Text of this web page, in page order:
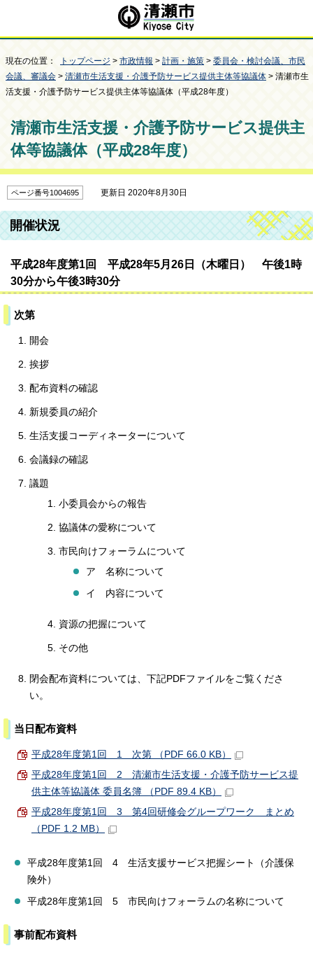
現在の位置： トップページ > 市政情報 > 計画・施策 > 委員会・検討会議、市民
会議、審議会 > 清瀬市生活支援・介護予防サービス提供主体等協議体 > 清瀬市生
活支援・介護予防サービス提供主体等協議体（平成28年度）
清瀬市生活支援・介護予防サービス提供主
体等協議体（平成28年度）
ページ番号1004695 更新日 2020年8月30日
開催状況
平成28年度第1回 平成28年5月26日（木曜日） 午後1時
30分から午後3時30分
次第
開会
挨拶
配布資料の確認
新規委員の紹介
生活支援コーディネーターについて
会議録の確認
議題
小委員会からの報告
協議体の愛称について
市民向けフォーラムについて
ア 名称について
イ 内容について
資源の把握について
その他
閉会配布資料については、下記PDFファイルをご覧くださ
い。
当日配布資料
平成28年度第1回 1 次第 （PDF 66.0 KB）
平成28年度第1回 2 清瀬市生活支援・介護予防サービス提
供主体等協議体 委員名簿 （PDF 89.4 KB）
平成28年度第1回 3 第4回研修会グループワーク まとめ
（PDF 1.2 MB）
平成28年度第1回 4 生活支援サービス把握シート（介護保
険外）
平成28年度第1回 5 市民向けフォーラムの名称について
事前配布資料